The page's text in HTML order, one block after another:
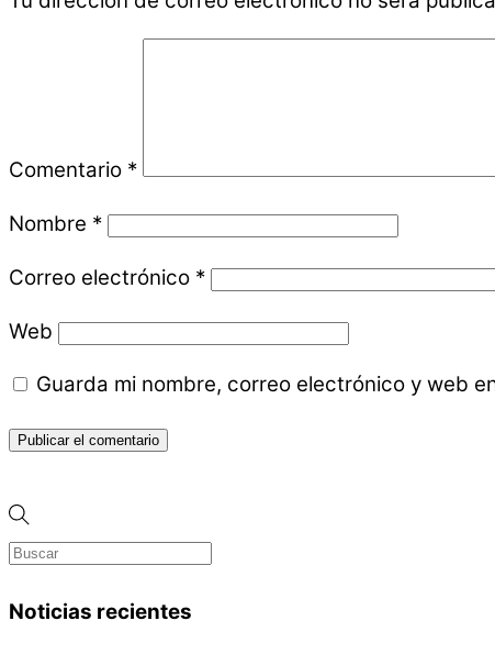
Comentario *
Nombre *
Correo electrónico *
Web
Guarda mi nombre, correo electrónico y web
Noticias recientes